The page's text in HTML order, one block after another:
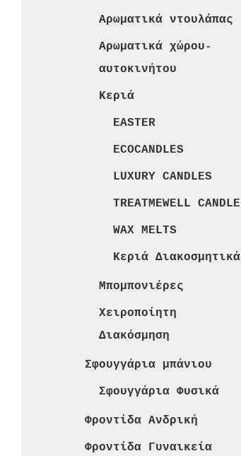
Αρωματικά ντουλάπας
Αρωματικά χώρου-
αυτοκινήτου
Κεριά
EASTER
ECOCANDLES
LUXURY CANDLES
TREATMEWELL CANDLE
WAX MELTS
Κεριά Διακοσμητικά
Μπομπονιέρες
Χειροποίητη
Διακόσμηση
Σφουγγάρια μπάνιου
Σφουγγάρια Φυσικά
Φροντίδα Ανδρική
Φροντίδα Γυναικεία